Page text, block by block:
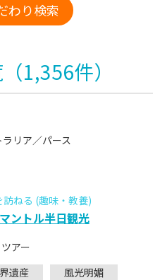
（1,356件）
ラリア／パース
ねる (趣味・教養)
ントル半日観光
アー
遺産
風光明媚
わり検索